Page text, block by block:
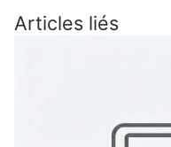
Articles liés